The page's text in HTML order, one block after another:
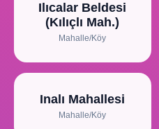
Ilıcalar Beldesi
(Kılıçlı Mah.)
Mahalle/Köy
Inalı Mahallesi
Mahalle/Köy